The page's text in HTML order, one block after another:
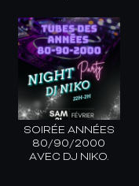
SOIRÉE ANNÉES
80/90/2000
AVEC DJ NIKO.